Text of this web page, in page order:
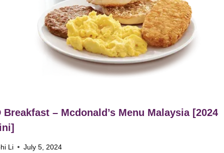
Breakfast – Mcdonald’s Menu Malaysia [2024
Li July 5, 2024